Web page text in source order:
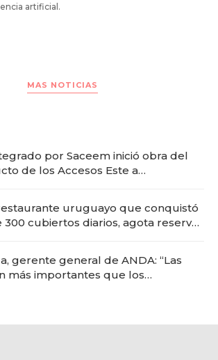
artificial.
MAS NOTICIAS
por Saceem inició obra del
de los Accesos Este a
uruguayo que conquistó
300 cubiertos diarios, agota reservas
gerente general de ANDA: “Las
más importantes que los